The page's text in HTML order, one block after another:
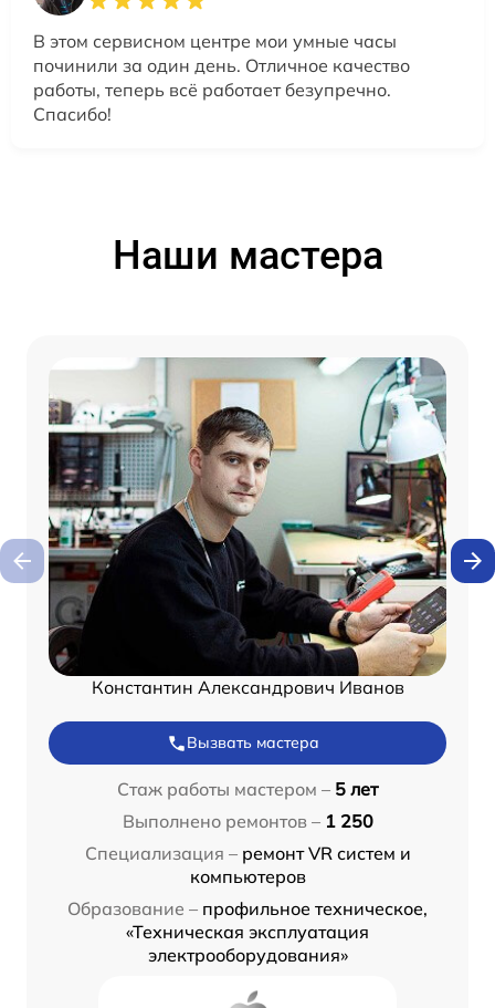
В этом сервисном центре мои умные часы
починили за один день. Отличное качество
работы, теперь всё работает безупречно.
Спасибо!
Наши мастера
Константин Александрович Иванов
Вызвать мастера
Стаж работы мастером – 5 лет
Выполнено ремонтов – 1 250
Специализация – ремонт VR систем и
компьютеров
Образование – профильное техническое,
«Техническая эксплуатация
электрооборудования»